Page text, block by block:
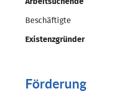
Beschäftigte
Existenzgründer
Förderung